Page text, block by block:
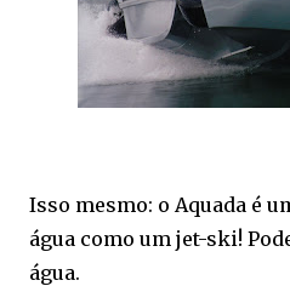
Isso mesmo: o Aquada é
água como um jet-ski!
água.